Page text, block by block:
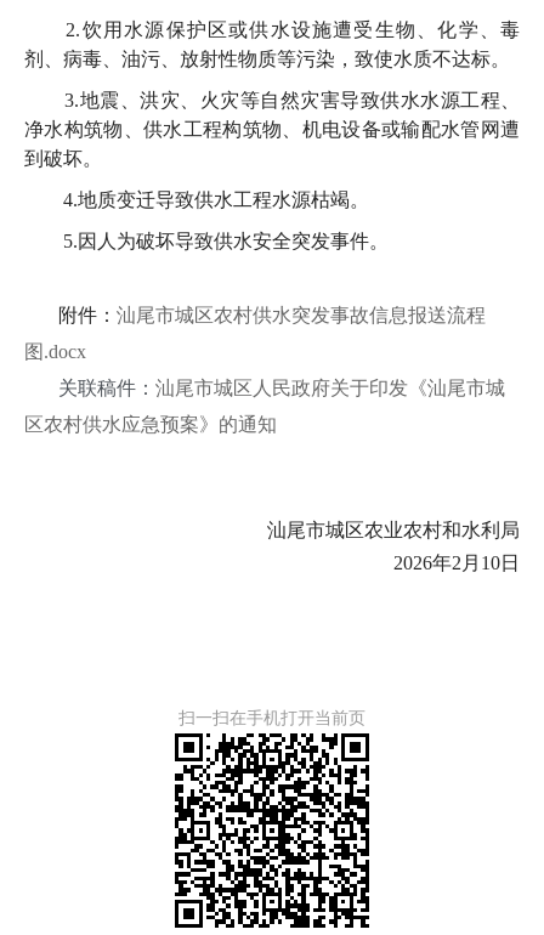
2.饮用水源保护区或供水设施遭受生物、化学、毒
剂、病毒、油污、放射性物质等污染，致使水质不达标。
3.地震、洪灾、火灾等自然灾害导致供水水源工程、
净水构筑物、供水工程构筑物、机电设备或输配水管网遭
到破坏。
4.地质变迁导致供水工程水源枯竭。
5.因人为破坏导致供水安全突发事件。
附件： 汕尾市城区农村供水突发事故信息报送流程
图.docx
关联稿件： 汕尾市城区人民政府关于印发《汕尾市城
区农村供水应急预案》的通知
汕尾市城区农业农村和水利局
2026年2月10日
扫一扫在手机打开当前页